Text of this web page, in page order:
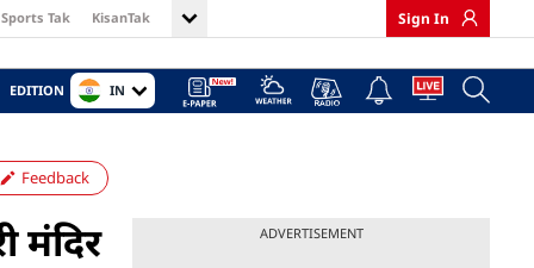
Sports Tak KisanTak Sign In
EDITION IN
Feedback
मंदिर
ADVERTISEMENT